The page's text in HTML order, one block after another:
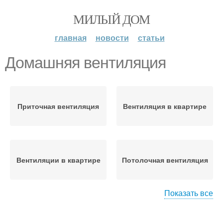
МИЛЫЙ ДОМ
главная новости статьи
Домашняя вентиляция
Приточная вентиляция Вентиляция в квартире
Вентиляции в квартире Потолочная вентиляция
Показать все